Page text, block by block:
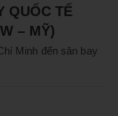
QUỐC TẾ
– MỸ)
Minh đến sân bay